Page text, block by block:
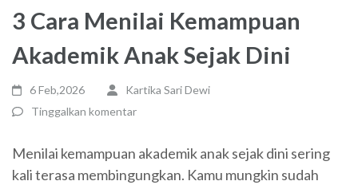
3 Cara Menilai Kemampuan
Akademik Anak Sejak Dini
6 Feb,2026
Kartika Sari Dewi
Tinggalkan komentar
Menilai kemampuan akademik anak sejak dini sering
kali terasa membingungkan. Kamu mungkin sudah